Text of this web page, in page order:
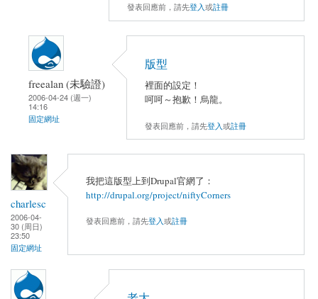
發表回應前，請先登入或註冊
freealan (未驗證)
2006-04-24 (週一)
14:16
固定網址
版型
裡面的設定！
呵呵～抱歉！烏龍。
發表回應前，請先登入或註冊
charlesc
2006-04-
30 (周日)
23:50
固定網址
我把這版型上到Drupal官網了：
http://drupal.org/project/niftyCorners
發表回應前，請先登入或註冊